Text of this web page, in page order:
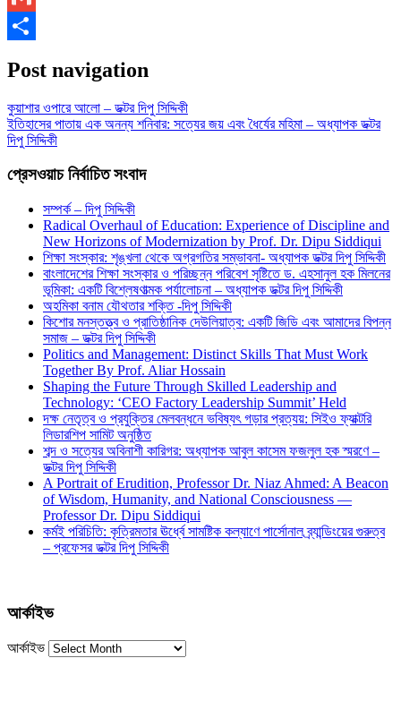
Gmail
Post navigation
কুয়াশার ওপারে আলো – ডক্টর দিপু সিদ্দিকী
ইতিহাসের পাতায় এক অনন্য শনিবার: সত্যের জয় এবং ধৈর্যের মহিমা – অধ্যাপক ডক্টর
দিপু সিদ্দিকী
প্রেসওয়াচ নির্বাচিত সংবাদ
সম্পর্ক – দিপু সিদ্দিকী
Radical Overhaul of Education: Experience of Discipline and
New Horizons of Modernization by Prof. Dr. Dipu Siddiqui
শিক্ষা সংস্কার: শৃঙ্খলা থেকে অগ্রগতির সম্ভাবনা- অধ্যাপক ডক্টর দিপু সিদ্দিকী
বাংলাদেশের শিক্ষা সংস্কার ও পরিচ্ছন্ন পরিবেশ সৃষ্টিতে ড. এহসানুল হক মিলনের
ভূমিকা: একটি বিশ্লেষণাত্মক পর্যালোচনা – অধ্যাপক ডক্টর দিপু সিদ্দিকী
অহমিকা বনাম যৌথতার শক্তি -দিপু সিদ্দিকী
কিশোর মনস্তত্ত্ব ও প্রাতিষ্ঠানিক দেউলিয়াত্ব: একটি জিডি এবং আমাদের বিপন্ন
সমাজ – ডক্টর দিপু সিদ্দিকী
Politics and Management: Distinct Skills That Must Work
Together By Prof. Aliar Hossain
Shaping the Future Through Skilled Leadership and
Technology: ‘CEO Factory Leadership Summit’ Held
দক্ষ নেতৃত্ব ও প্রযুক্তির মেলবন্ধনে ভবিষ্যৎ গড়ার প্রত্যয়: সিইও ফ্যাক্টরি
লিডারশিপ সামিট অনুষ্ঠিত
শব্দ ও সত্যের অবিনাশী কারিগর: অধ্যাপক আবুল কাসেম ফজলুল হক স্মরণে –
ডক্টর দিপু সিদ্দিকী
A Portrait of Erudition, Professor Dr. Niaz Ahmed: A Beacon
of Wisdom, Humanity, and National Consciousness —
Professor Dr. Dipu Siddiqui
কর্মই পরিচিতি: কৃত্রিমতার ঊর্ধ্বে সামষ্টিক কল্যাণে পার্সোনাল ব্র্যান্ডিংয়ের গুরুত্ব
– প্রফেসর ডক্টর দিপু সিদ্দিকী
আর্কাইভ
আর্কাইভ